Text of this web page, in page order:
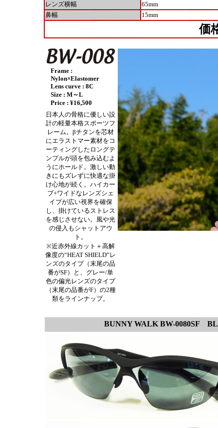
レンズ横幅
65mm
鼻幅
15mm
価
Frame :
Nylon×Elastomer
Lens curve : 8C
Size : M～L
Price : ¥16,500
日本人の骨格に優しい設
計の軽量本格スポーツフ
レーム。βチタンを芯材
にエラストマー素材をコ
ーティングしたロングテ
ンプルが頭を包み込むよ
うにホールド。激しい動
きにもズレずに快適な掛
け心地が続く。ハイカー
ブ+ワイドなレンズシェ
イプが広い視界を確保
し、掛けているストレス
を感じさせない。風や光
の侵入もシャットアウ
ト。
※近赤外線カット＋高解
像度の“HEAT SHIELD”レ
ンズのタイプ（末尾の品
番がSF）と、グレー/単
色の偏光レンズのタイプ
（末尾の品番がF）の2種
類をラインナップ。
BUNNY WALK BW-0080SF